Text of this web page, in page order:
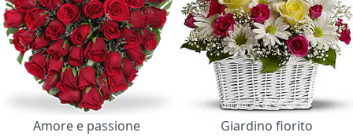
Amore e passione
Giardino fiorito